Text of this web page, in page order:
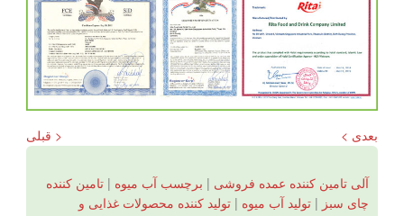
< قبلی بعدی >
آلی تامین کننده عمده فروشی | برچسب آب میوه | تامین کننده
چای سبز | تولید آب میوه | تولید کننده محصولات غذایی و